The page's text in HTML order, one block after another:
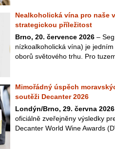
Nealkoholická vína pro naše
strategickou příležitost
Brno, 20. července 2026 –
nízkoalkoholická vína) je
oborů světového trhu. Pro
Mimořádný úspěch
soutěži Decanter 2026
Londýn/Brno, 29. června 2026
oficiálně zveřejněny výsledky
Decanter World Wine Awards